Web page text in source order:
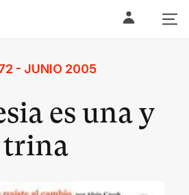
- JUNIO 2005
es una y
trina